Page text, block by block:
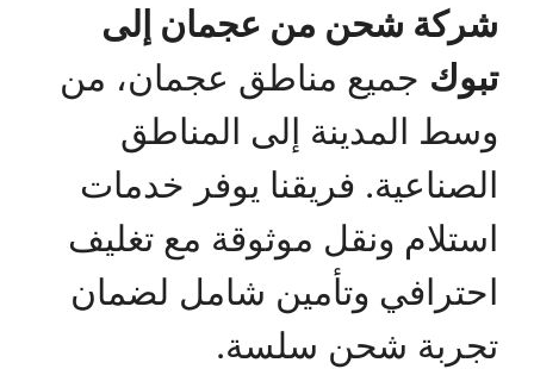
شركة شحن من عجمان إلى
تبوك جميع مناطق عجمان، من
وسط المدينة إلى المناطق
الصناعية. فريقنا يوفر خدمات
استلام ونقل موثوقة مع تغليف
احترافي وتأمين شامل لضمان
تجربة شحن سلسة.